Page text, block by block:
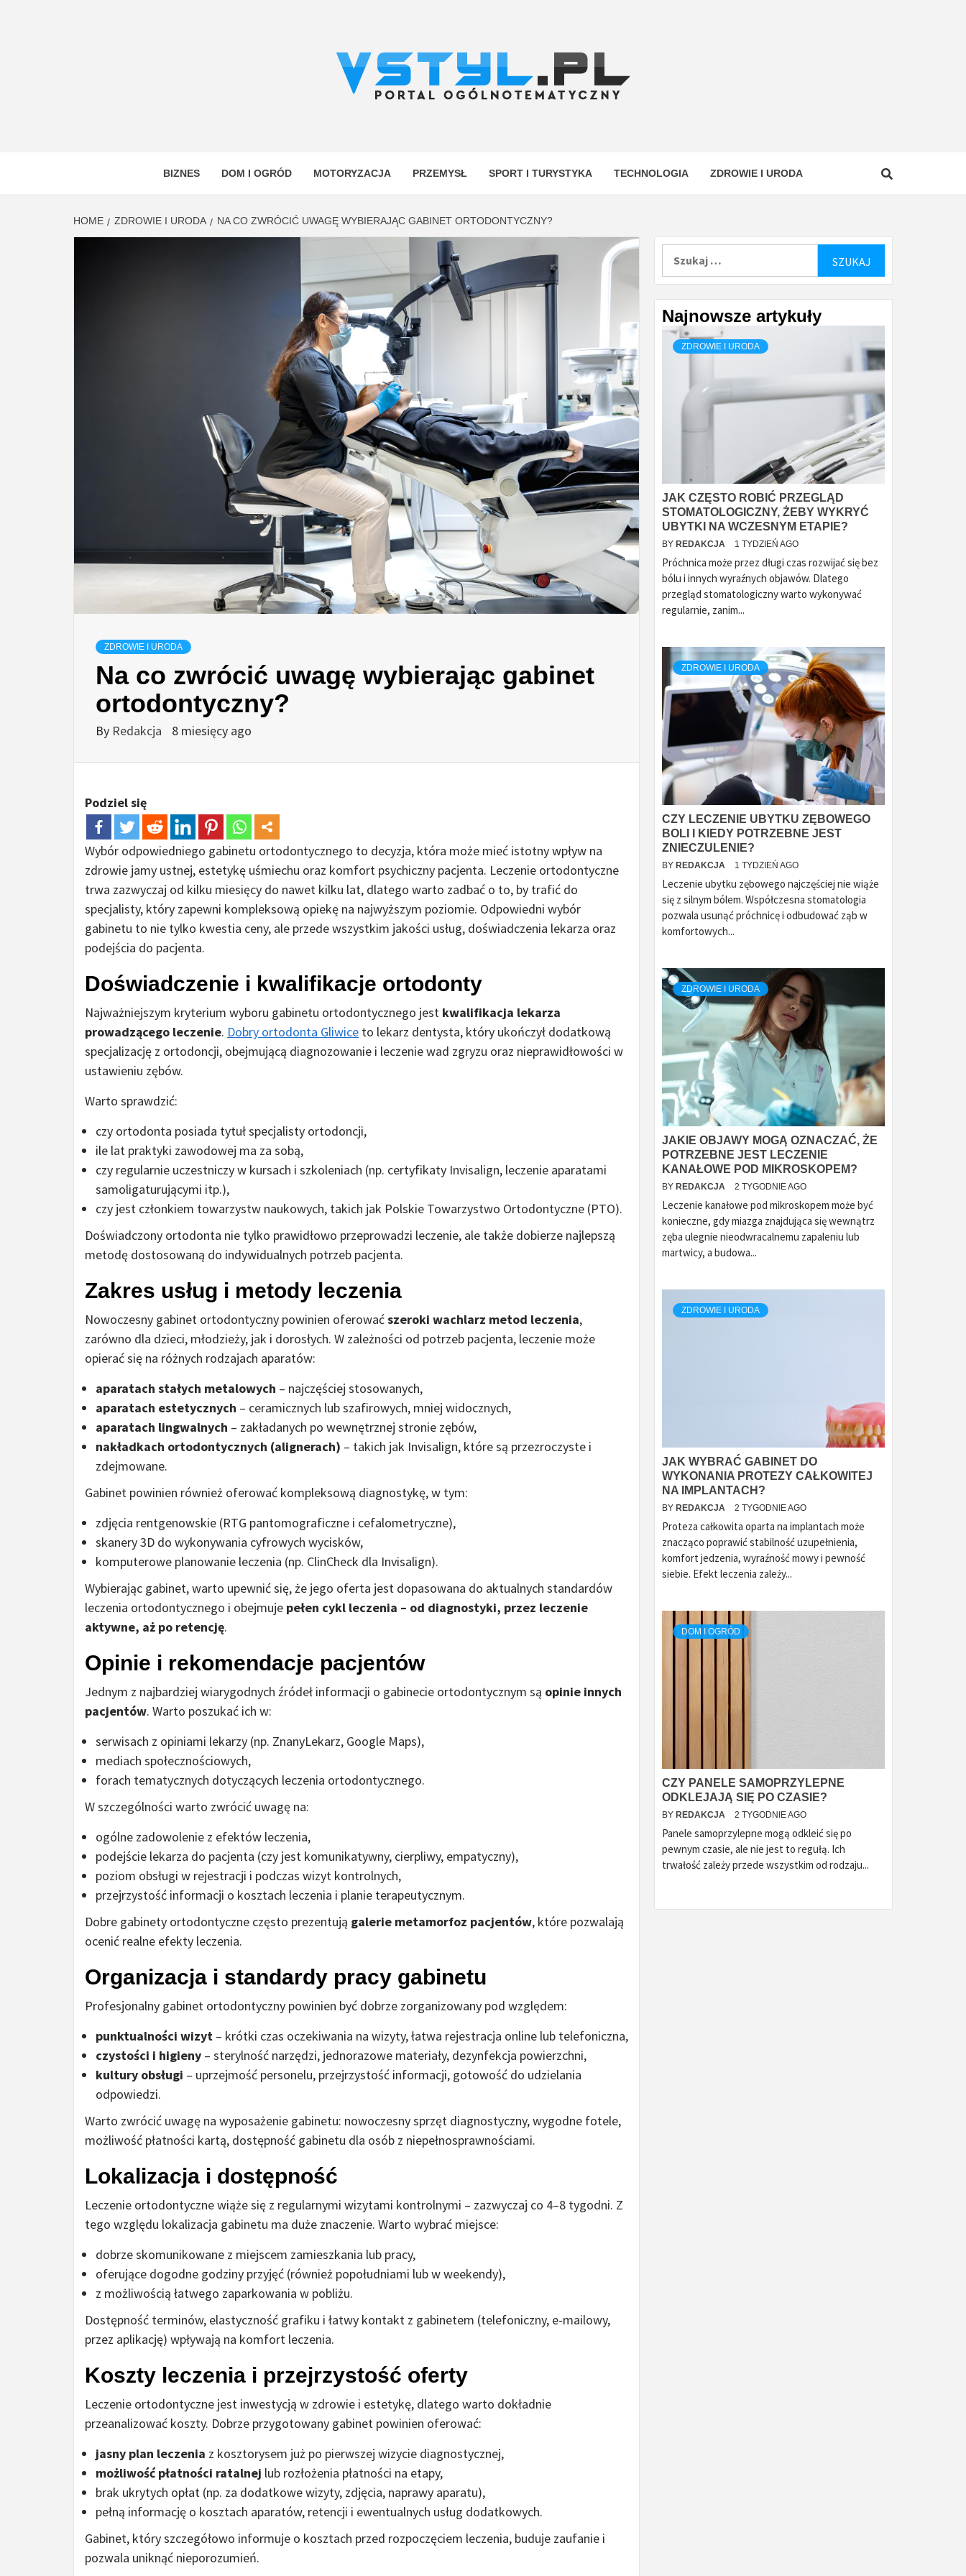
VSTYL.PL
BIZNES DOM I OGRÓD MOTORYZACJA PRZEMYSŁ SPORT I TURYSTYKA TECHNOLOGIA ZDROWIE I URODA
HOME ZDROWIE I URODA NA CO ZWRÓCIĆ UWAGĘ WYBIERAJĄC GABINET ORTODONTYCZNY?
ZDROWIE I URODA
Na co zwrócić uwagę wybierając gabinet
ortodontyczny?
By Redakcja 8 miesięcy ago
Podziel się
Wybór odpowiedniego gabinetu ortodontycznego to decyzja, która może mieć istotny wpływ na
zdrowie jamy ustnej, estetykę uśmiechu oraz komfort psychiczny pacjenta. Leczenie ortodontyczne
trwa zazwyczaj od kilku miesięcy do nawet kilku lat, dlatego warto zadbać o to, by trafić do
specjalisty, który zapewni kompleksową opiekę na najwyższym poziomie. Odpowiedni wybór
gabinetu to nie tylko kwestia ceny, ale przede wszystkim jakości usług, doświadczenia lekarza oraz
podejścia do pacjenta.
Doświadczenie i kwalifikacje ortodonty
Najważniejszym kryterium wyboru gabinetu ortodontycznego jest kwalifikacja lekarza
prowadzącego leczenie. Dobry ortodonta Gliwice to lekarz dentysta, który ukończył dodatkową
specjalizację z ortodoncji, obejmującą diagnozowanie i leczenie wad zgryzu oraz nieprawidłowości w
ustawieniu zębów.
Warto sprawdzić:
czy ortodonta posiada tytuł specjalisty ortodoncji,
ile lat praktyki zawodowej ma za sobą,
czy regularnie uczestniczy w kursach i szkoleniach (np. certyfikaty Invisalign, leczenie aparatami
samoligaturującymi itp.),
czy jest członkiem towarzystw naukowych, takich jak Polskie Towarzystwo Ortodontyczne (PTO).
Doświadczony ortodonta nie tylko prawidłowo przeprowadzi leczenie, ale także dobierze najlepszą
metodę dostosowaną do indywidualnych potrzeb pacjenta.
Zakres usług i metody leczenia
Nowoczesny gabinet ortodontyczny powinien oferowaćszeroki wachlarz metod leczenia,
zarówno dla dzieci, młodzieży, jak i dorosłych. W zależności od potrzeb pacjenta, leczenie może
opierać się na różnych rodzajach aparatów:
aparatach stałych metalowych – najczęściej stosowanych,
aparatach estetycznych – ceramicznych lub szafirowych, mniej widocznych,
aparatach lingwalnych – zakładanych po wewnętrznej stronie zębów,
nakładkach ortodontycznych (alignerach) – takich jak Invisalign, które są przezroczyste i
zdejmowane.
Gabinet powinien również oferować kompleksową diagnostykę, w tym:
zdjęcia rentgenowskie (RTG pantomograficzne i cefalometryczne),
skanery 3D do wykonywania cyfrowych wycisków,
komputerowe planowanie leczenia (np. ClinCheck dla Invisalign).
Wybierając gabinet, warto upewnić się, że jego oferta jest dopasowana do aktualnych standardów
leczenia ortodontycznego i obejmuje pełen cykl leczenia – od diagnostyki, przez leczenie
aktywne, aż po retencję.
Opinie i rekomendacje pacjentów
Jednym z najbardziej wiarygodnych źródeł informacji o gabinecie ortodontycznym są opinie innych
pacjentów. Warto poszukać ich w:
serwisach z opiniami lekarzy (np. ZnanyLekarz, Google Maps),
mediach społecznościowych,
forach tematycznych dotyczących leczenia ortodontycznego.
W szczególności warto zwrócić uwagę na:
ogólne zadowolenie z efektów leczenia,
podejście lekarza do pacjenta (czy jest komunikatywny, cierpliwy, empatyczny),
poziom obsługi w rejestracji i podczas wizyt kontrolnych,
przejrzystość informacji o kosztach leczenia i planie terapeutycznym.
Dobre gabinety ortodontyczne często prezentują galerie metamorfoz pacjentów, które pozwalają
ocenić realne efekty leczenia.
Organizacja i standardy pracy gabinetu
Profesjonalny gabinet ortodontyczny powinien być dobrze zorganizowany pod względem:
punktualności wizyt – krótki czas oczekiwania na wizyty, łatwa rejestracja online lub telefoniczna,
czystości i higieny – sterylność narzędzi, jednorazowe materiały, dezynfekcja powierzchni,
kultury obsługi – uprzejmość personelu, przejrzystość informacji, gotowość do udzielania
odpowiedzi.
Warto zwrócić uwagę na wyposażenie gabinetu: nowoczesny sprzęt diagnostyczny, wygodne fotele,
możliwość płatności kartą, dostępność gabinetu dla osób z niepełnosprawnościami.
Lokalizacja i dostępność
Leczenie ortodontyczne wiąże się z regularnymi wizytami kontrolnymi – zazwyczaj co 4–8 tygodni. Z
tego względu lokalizacja gabinetu ma duże znaczenie. Warto wybrać miejsce:
dobrze skomunikowane z miejscem zamieszkania lub pracy,
oferujące dogodne godziny przyjęć (również popołudniami lub w weekendy),
z możliwością łatwego zaparkowania w pobliżu.
Dostępność terminów, elastyczność grafiku i łatwy kontakt z gabinetem (telefoniczny, e-mailowy,
przez aplikację) wpływają na komfort leczenia.
Koszty leczenia i przejrzystość oferty
Leczenie ortodontyczne jest inwestycją w zdrowie i estetykę, dlatego warto dokładnie
przeanalizować koszty. Dobrze przygotowany gabinet powinien oferować:
jasny plan leczenia z kosztorysem już po pierwszej wizycie diagnostycznej,
możliwość płatności ratalnej lub rozłożenia płatności na etapy,
brak ukrytych opłat (np. za dodatkowe wizyty, zdjęcia, naprawy aparatu),
pełną informację o kosztach aparatów, retencji i ewentualnych usług dodatkowych.
Gabinet, który szczegółowo informuje o kosztach przed rozpoczęciem leczenia, buduje zaufanie i
pozwala uniknąć nieporozumień.
Najnowsze artykuły
ZDROWIE I URODA
JAK CZĘSTO ROBIĆ PRZEGLĄD
STOMATOLOGICZNY, ŻEBY WYKRYĆ
UBYTKI NA WCZESNYM ETAPIE?
BY REDAKCJA 1 TYDZIEŃ AGO
Próchnica może przez długi czas rozwijać się bez
bólu i innych wyraźnych objawów. Dlatego
przegląd stomatologiczny warto wykonywać
regularnie, zanim...
ZDROWIE I URODA
CZY LECZENIE UBYTKU ZĘBOWEGO
BOLI I KIEDY POTRZEBNE JEST
ZNIECZULENIE?
BY REDAKCJA 1 TYDZIEŃ AGO
Leczenie ubytku zębowego najczęściej nie wiąże
się z silnym bólem. Współczesna stomatologia
pozwala usunąć próchnicę i odbudować ząb w
komfortowych...
ZDROWIE I URODA
JAKIE OBJAWY MOGĄ OZNACZAĆ, ŻE
POTRZEBNE JEST LECZENIE
KANAŁOWE POD MIKROSKOPEM?
BY REDAKCJA 2 TYGODNIE AGO
Leczenie kanałowe pod mikroskopem może być
konieczne, gdy miazga znajdująca się wewnątrz
zęba ulegnie nieodwracalnemu zapaleniu lub
martwicy, a budowa...
ZDROWIE I URODA
JAK WYBRAĆ GABINET DO
WYKONANIA PROTEZY CAŁKOWITEJ
NA IMPLANTACH?
BY REDAKCJA 2 TYGODNIE AGO
Proteza całkowita oparta na implantach może
znacząco poprawić stabilność uzupełnienia,
komfort jedzenia, wyraźność mowy i pewność
siebie. Efekt leczenia zależy...
DOM I OGRÓD
CZY PANELE SAMOPRZYLEPNE
ODKLEJAJĄ SIĘ PO CZASIE?
BY REDAKCJA 2 TYGODNIE AGO
Panele samoprzylepne mogą odkleić się po
pewnym czasie, ale nie jest to regułą. Ich
trwałość zależy przede wszystkim od rodzaju...